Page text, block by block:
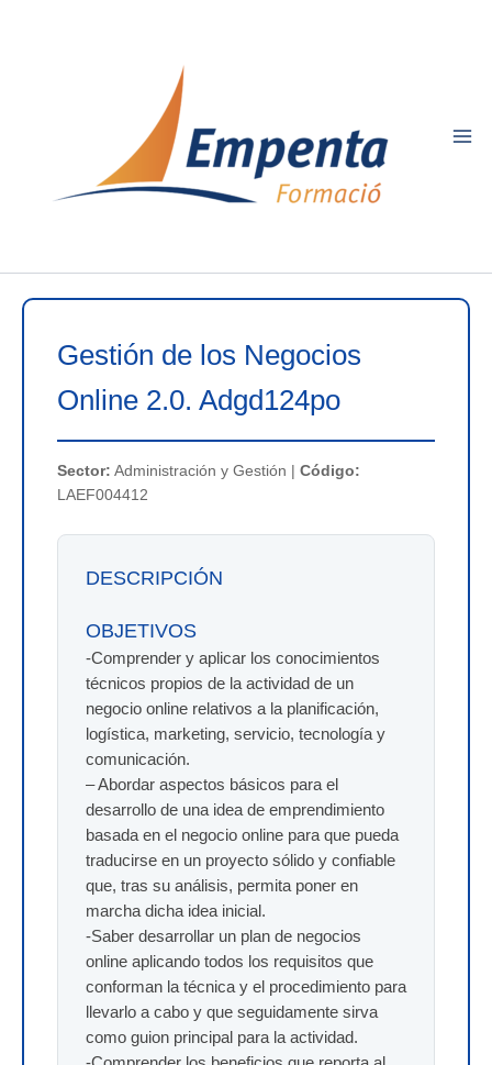
Gestión de los Negocios
Online 2.0. Adgd124po
Sector: Administración y Gestión | Código:
LAEF004412
DESCRIPCIÓN
OBJETIVOS
-Comprender y aplicar los conocimientos
técnicos propios de la actividad de un
negocio online relativos a la planificación,
logística, marketing, servicio, tecnología y
comunicación.
– Abordar aspectos básicos para el
desarrollo de una idea de emprendimiento
basada en el negocio online para que pueda
traducirse en un proyecto sólido y confiable
que, tras su análisis, permita poner en
marcha dicha idea inicial.
-Saber desarrollar un plan de negocios
online aplicando todos los requisitos que
conforman la técnica y el procedimiento para
llevarlo a cabo y que seguidamente sirva
como guion principal para la actividad.